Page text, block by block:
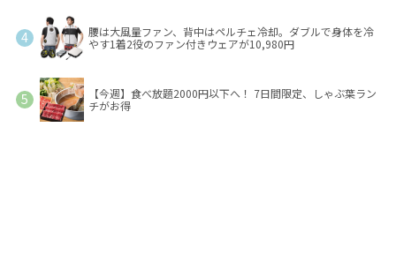
腰は大風量ファン、背中はペルチェ冷却。ダブルで身体を冷
やす1着2役のファン付きウェアが10,980円
【今週】食べ放題2000円以下へ！ 7日間限定、しゃぶ葉ラン
チがお得